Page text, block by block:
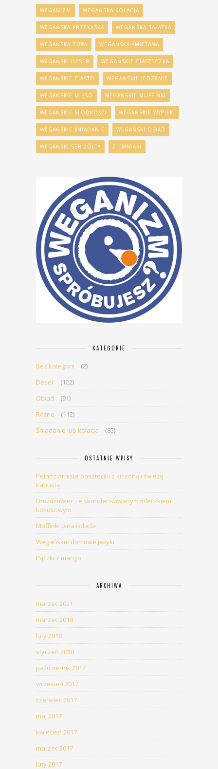
WEGANIZM WEGAŃSKA KOLACJA
WEGAŃSKA PRZEKĄSKA WEGAŃSKA SAŁATKA
WEGAŃSKA ZUPA WEGAŃSKA ŚMIETANA
WEGAŃSKI DESER WEGAŃSKIE CIASTECZKA
WEGAŃSKIE CIASTO WEGAŃSKIE JEDZENIE
WEGAŃSKIE MIĘSO WEGAŃSKIE MUFFINKI
WEGAŃSKIE SŁODKOŚCI WEGAŃSKIE WYPIEKI
WEGAŃSKIE ŚNIADANIE WEGAŃSKI OBIAD
WEGAŃSKI SER ŻÓŁTY ZIEMNIAKI
KATEGORIE
Bez kategorii
(2)
Deser
(122)
Obiad
(91)
Różne
(112)
Śniadanie lub kolacja
(85)
OSTATNIE WPISY
Pełnoziarniste paszteciki z kiszoną i świeżą
kapustą
Drożdżowiec ze skondensowanym mleczkiem
kokosowym
Muffinki piña colada
Wegańskie domowe jeżyki
Pączki z mango
ARCHIWA
marzec 2021
marzec 2018
luty 2018
styczeń 2018
październik 2017
wrzesień 2017
czerwiec 2017
maj 2017
kwiecień 2017
marzec 2017
luty 2017